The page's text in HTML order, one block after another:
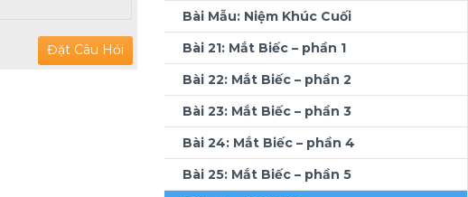
Bài Mẫu: Niệm Khúc Cuối
Bài 21: Mắt Biếc – phần 1
Bài 22: Mắt Biếc – phần 2
Bài 23: Mắt Biếc – phần 3
Bài 24: Mắt Biếc – phần 4
Bài 25: Mắt Biếc – phần 5